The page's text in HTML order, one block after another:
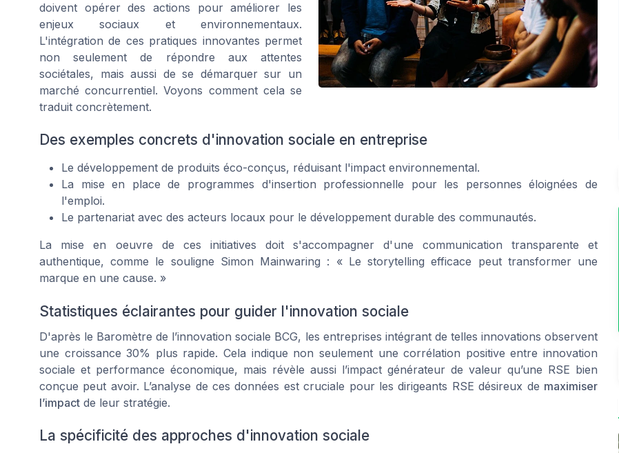
doivent opérer des actions pour améliorer les
enjeux sociaux et environnementaux.
L'intégration de ces pratiques innovantes permet
non seulement de répondre aux attentes
sociétales, mais aussi de se démarquer sur un
marché concurrentiel. Voyons comment cela se
traduit concrètement.
Des exemples concrets d'innovation sociale en entreprise
Le développement de produits éco-conçus, réduisant l'impact environnemental.
La mise en place de programmes d'insertion professionnelle pour les personnes éloignées de
l'emploi.
Le partenariat avec des acteurs locaux pour le développement durable des communautés.
La mise en oeuvre de ces initiatives doit s'accompagner d'une communication transparente et
authentique, comme le souligne Simon Mainwaring : « Le storytelling efficace peut transformer une
marque en une cause. »
Statistiques éclairantes pour guider l'innovation sociale
D'après le Baromètre de l’innovation sociale BCG, les entreprises intégrant de telles innovations observent
une croissance 30% plus rapide. Cela indique non seulement une corrélation positive entre innovation
sociale et performance économique, mais révèle aussi l’impact générateur de valeur qu’une RSE bien
conçue peut avoir. L’analyse de ces données est cruciale pour les dirigeants RSE désireux de maximiser
l’impact de leur stratégie.
La spécificité des approches d'innovation sociale